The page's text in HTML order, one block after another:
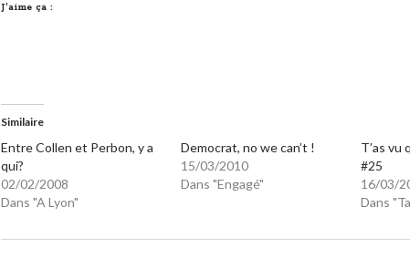
J’aime ça :
Similaire
Entre Collen et Perbon, y a
qui?
02/02/2008
Dans "A Lyon"
Democrat, no we can’t !
15/03/2010
Dans "Engagé"
T’as vu
#25
16/03/
Dans